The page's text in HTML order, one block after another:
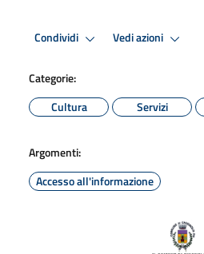
Condividi Vedi azioni
Categorie:
Cultura
Servizi
Argomenti:
Accesso all'informazione